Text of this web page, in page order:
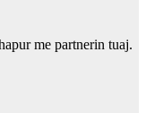
me partnerin tuaj.